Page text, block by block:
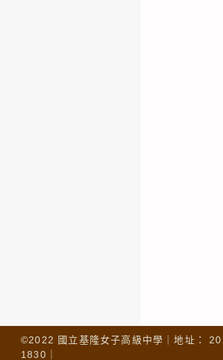
©2022 國立基隆女子高級中學｜地址：
1830｜